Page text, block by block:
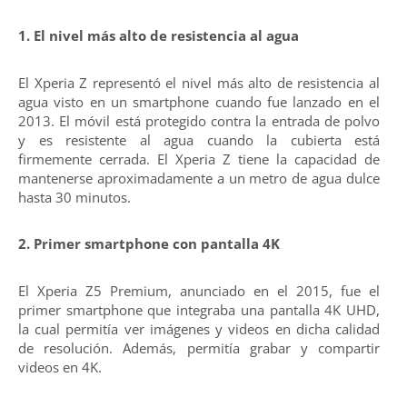
1. El nivel más alto de resistencia al agua
El Xperia Z representó el nivel más alto de resistencia al
agua visto en un smartphone cuando fue lanzado en el
2013. El móvil está protegido contra la entrada de polvo
y es resistente al agua cuando la cubierta está
firmemente cerrada. El Xperia Z tiene la capacidad de
mantenerse aproximadamente a un metro de agua dulce
hasta 30 minutos.
2. Primer smartphone con pantalla 4K
El Xperia Z5 Premium, anunciado en el 2015, fue el
primer smartphone que integraba una pantalla 4K UHD,
la cual permitía ver imágenes y videos en dicha calidad
de resolución. Además, permitía grabar y compartir
videos en 4K.